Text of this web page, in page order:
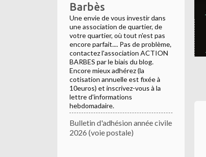
Barbès
Une envie de vous investir dans
une association de quartier, de
votre quartier, où tout n'est pas
encore parfait.... Pas de problème,
contactez l'association ACTION
BARBES par le biais du blog.
Encore mieux adhérez (la
cotisation annuelle est fixée à
10euros) et inscrivez-vous à la
lettre d'informations
hebdomadaire.
Bulletin d'adhésion année civile
2026 (voie postale)